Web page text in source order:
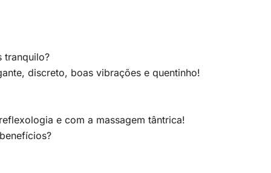
tranquilo?
discreto, boas vibrações e quentinho!
e com a massagem tântrica!